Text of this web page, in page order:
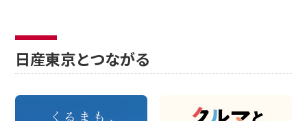
日産東京とつながる